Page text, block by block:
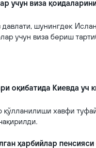
учун виза
давлати, шунингдек
учун виза бериш
оқибатида Киевда уч
қўлланилиши хавфи
ҳарбийлар